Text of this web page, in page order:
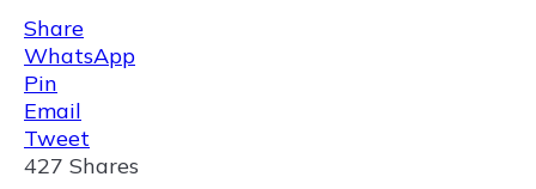
Share
WhatsApp
Pin
Email
Tweet
427 Shares